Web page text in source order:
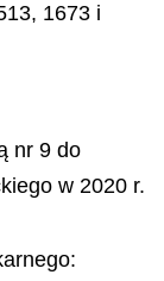
1673 i
nr 9 do
w 2020 r.